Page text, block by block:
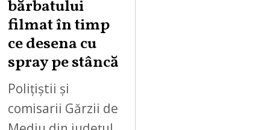
bărbatului
filmat în timp
ce desena cu
spray pe stâncă
Polițiștii și
comisarii Gărzii de